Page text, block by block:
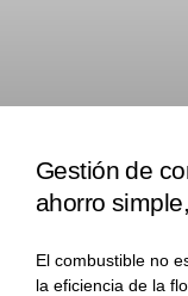
Gestión de
ahorro
El combustible no
la eficiencia de la